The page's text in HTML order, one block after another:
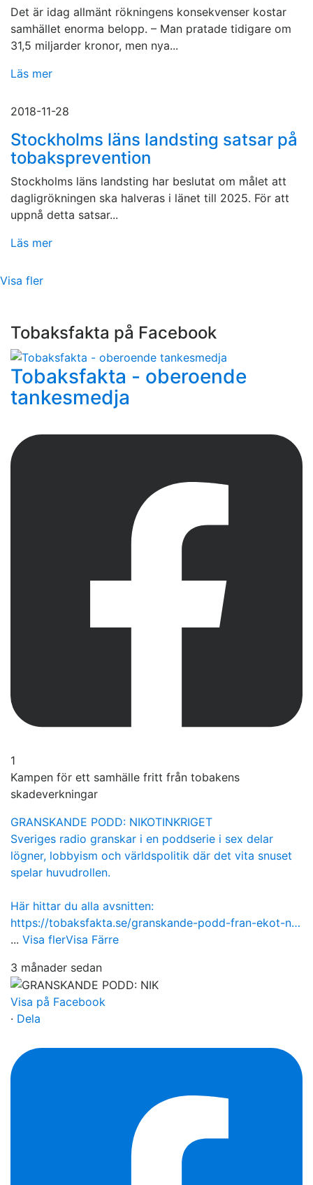
Det är idag allmänt rökningens konsekvenser kostar
samhället enorma belopp. – Man pratade tidigare om
31,5 miljarder kronor, men nya...
Läs mer
2018-11-28
Stockholms läns landsting satsar på
tobaksprevention
Stockholms läns landsting har beslutat om målet att
dagligrökningen ska halveras i länet till 2025. För att
uppnå detta satsar...
Läs mer
Visa fler
Tobaksfakta på Facebook
Tobaksfakta - oberoende
tankesmedja
1
Kampen för ett samhälle fritt från tobakens
skadeverkningar
GRANSKANDE PODD: NIKOTINKRIGET
Sveriges radio granskar i en poddserie i sex delar
lögner, lobbyism och världspolitik där det vita snuset
spelar huvudrollen.
Här hittar du alla avsnitten:
https://tobaksfakta.se/granskande-podd-fran-ekot-n…
... Visa flerVisa Färre
3 månader sedan
Visa på Facebook
· Dela